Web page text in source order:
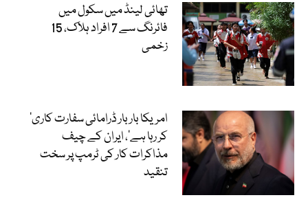
تھائی لینڈ میں سکول میں
فائرنگ سے 7 افراد ہلاک، 15
زخمی
’امریکا بار بار ڈرامائی سفارت کاری
کر رہا ہے‘، ایران کے چیف
مذاکرات کار کی ٹرمپ پر سخت
تنقید